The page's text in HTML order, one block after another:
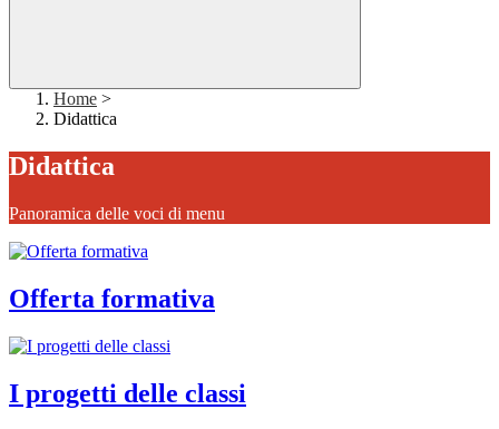
Home >
Didattica
Didattica
Panoramica delle voci di menu
Offerta formativa
I progetti delle classi